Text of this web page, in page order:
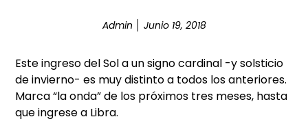
Admin Junio 19, 2018
Este ingreso del Sol a un signo cardinal -y solsticio
de invierno- es muy distinto a todos los anteriores.
Marca “la onda” de los próximos tres meses, hasta
que ingrese a Libra.